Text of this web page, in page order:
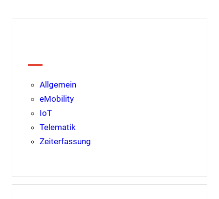
Allgemein
eMobility
IoT
Telematik
Zeiterfassung